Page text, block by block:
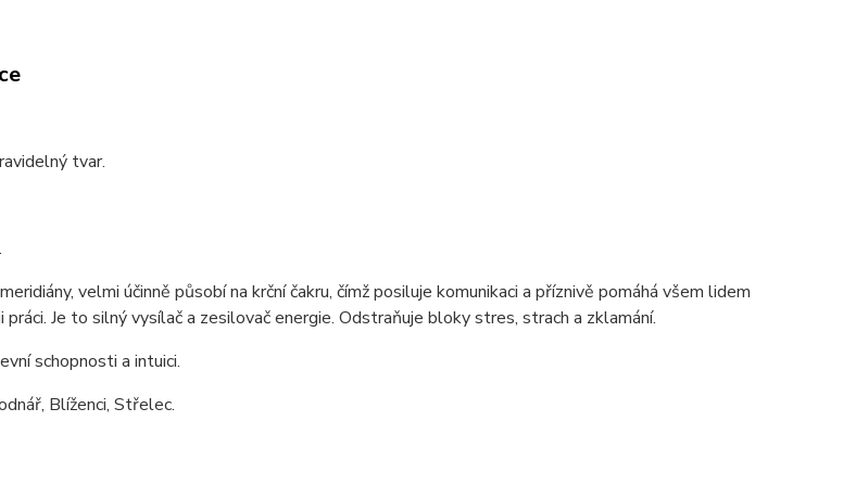
tvar.
velmi účinně působí na krční čakru, čímž posiluje komunikaci a příznivě pomáhá všem lidem
Je to silný vysílač a zesilovač energie. Odstraňuje bloky stres, strach a zklamání.
schopnosti a intuici.
Blíženci, Střelec.